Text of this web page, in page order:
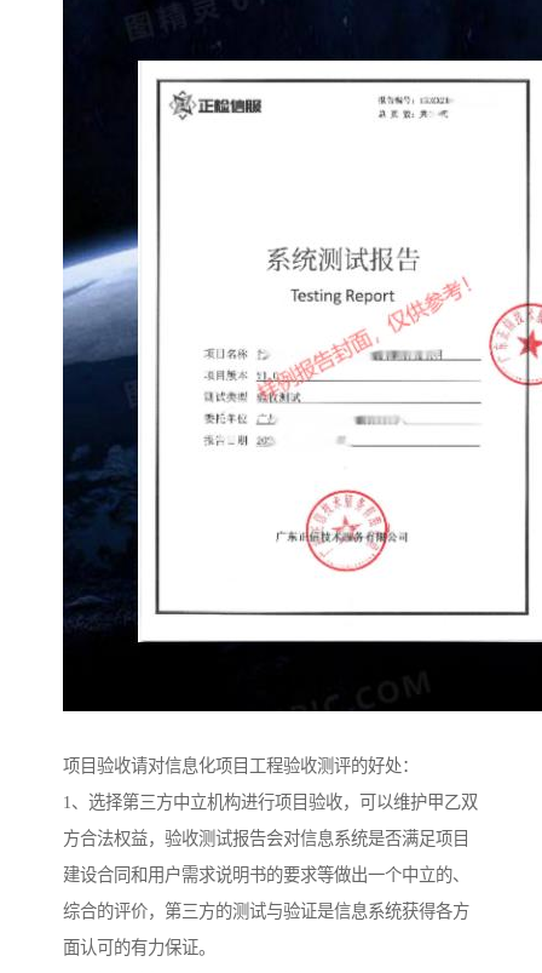
项目验收请对信息化项目工程验收测评的好处：
1、选择第三方中立机构进行项目验收，可以维护甲乙双
方合法权益，验收测试报告会对信息系统是否满足项目
建设合同和用户需求说明书的要求等做出一个中立的、
综合的评价，第三方的测试与验证是信息系统获得各方
面认可的有力保证。